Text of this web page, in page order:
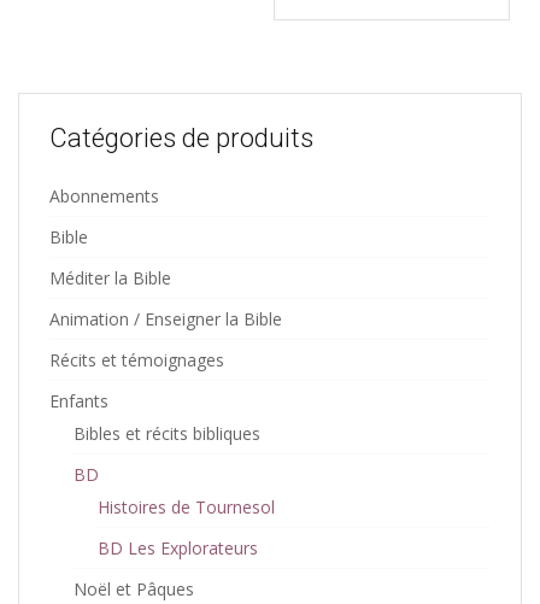
Catégories de produits
Abonnements
Bible
Méditer la Bible
Animation / Enseigner la Bible
Récits et témoignages
Enfants
Bibles et récits bibliques
BD
Histoires de Tournesol
BD Les Explorateurs
Noël et Pâques